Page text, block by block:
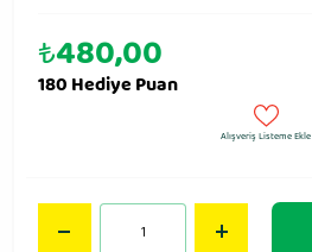
₺480,00
180 Hediye Puan
Alışveriş Listeme Ekle